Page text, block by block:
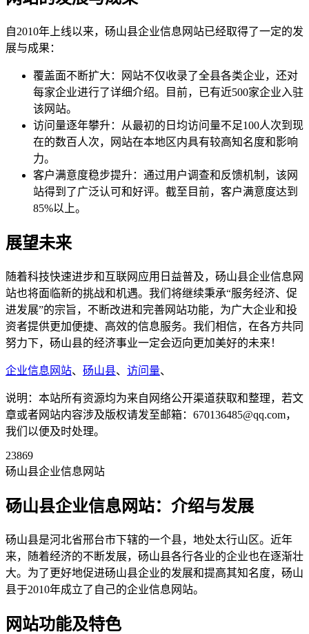
自2010年上线以来，砀山县企业信息网站已经取得了一定的发
展与成果：
覆盖面不断扩大：网站不仅收录了全县各类企业，还对
每家企业进行了详细介绍。目前，已有近500家企业入驻
该网站。
访问量逐年攀升：从最初的日均访问量不足100人次到现
在的数百人次，网站在本地区内具有较高知名度和影响
力。
客户满意度稳步提升：通过用户调查和反馈机制，该网
站得到了广泛认可和好评。截至目前，客户满意度达到
85%以上。
展望未来
随着科技快速进步和互联网应用日益普及，砀山县企业信息网
站也将面临新的挑战和机遇。我们将继续秉承“服务经济、促
进发展”的宗旨，不断改进和完善网站功能，为广大企业和投
资者提供更加便捷、高效的信息服务。我们相信，在各方共同
努力下，砀山县的经济事业一定会迈向更加美好的未来！
企业信息网站、 砀山县、 访问量、
说明：本站所有资源均为来自网络公开渠道获取和整理，若文
章或者网站内容涉及版权请发至邮箱：670136485@qq.com，
我们以便及时处理。
23869
砀山县企业信息网站
砀山县企业信息网站：介绍与发展
砀山县是河北省邢台市下辖的一个县，地处太行山区。近年
来，随着经济的不断发展，砀山县各行各业的企业也在逐渐壮
大。为了更好地促进砀山县企业的发展和提高其知名度，砀山
县于2010年成立了自己的企业信息网站。
网站功能及特色